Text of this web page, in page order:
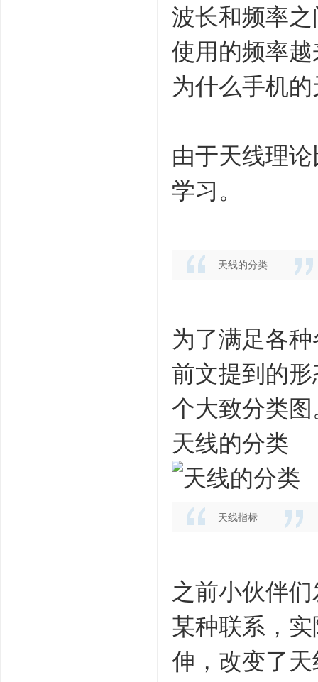
波长和频率
使用的频率
为什么手机
由于天线理
学习。
天线的分类
为了满足各
前文提到的
个大致分类图
天线的分类
天线指标
之前小伙伴
某种联系，
伸，改变了